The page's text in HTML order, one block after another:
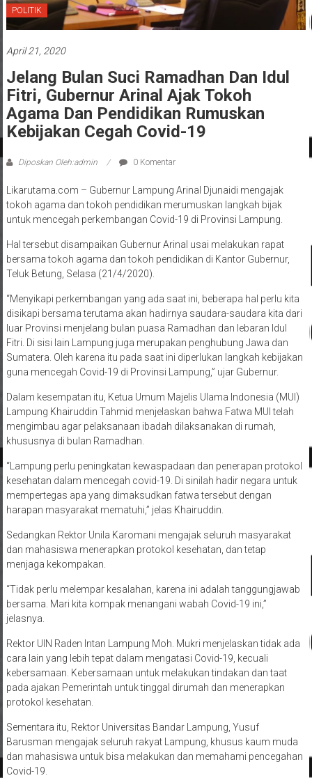
POLITIK
April 21, 2020
Jelang Bulan Suci Ramadhan Dan Idul
Fitri, Gubernur Arinal Ajak Tokoh
Agama Dan Pendidikan Rumuskan
Kebijakan Cegah Covid-19
Diposkan Oleh:admin 0 Komentar
Likarutama.com – Gubernur Lampung Arinal Djunaidi mengajak
tokoh agama dan tokoh pendidikan merumuskan langkah bijak
untuk mencegah perkembangan Covid-19 di Provinsi Lampung.
Hal tersebut disampaikan Gubernur Arinal usai melakukan rapat
bersama tokoh agama dan tokoh pendidikan di Kantor Gubernur,
Teluk Betung, Selasa (21/4/2020).
“Menyikapi perkembangan yang ada saat ini, beberapa hal perlu kita
disikapi bersama terutama akan hadirnya saudara-saudara kita dari
luar Provinsi menjelang bulan puasa Ramadhan dan lebaran Idul
Fitri. Di sisi lain Lampung juga merupakan penghubung Jawa dan
Sumatera. Oleh karena itu pada saat ini diperlukan langkah kebijakan
guna mencegah Covid-19 di Provinsi Lampung,” ujar Gubernur.
Dalam kesempatan itu, Ketua Umum Majelis Ulama Indonesia (MUI)
Lampung Khairuddin Tahmid menjelaskan bahwa Fatwa MUI telah
mengimbau agar pelaksanaan ibadah dilaksanakan di rumah,
khususnya di bulan Ramadhan.
“Lampung perlu peningkatan kewaspadaan dan penerapan protokol
kesehatan dalam mencegah covid-19. Di sinilah hadir negara untuk
mempertegas apa yang dimaksudkan fatwa tersebut dengan
harapan masyarakat mematuhi,” jelas Khairuddin.
Sedangkan Rektor Unila Karomani mengajak seluruh masyarakat
dan mahasiswa menerapkan protokol kesehatan, dan tetap
menjaga kekompakan.
“Tidak perlu melempar kesalahan, karena ini adalah tanggungjawab
bersama. Mari kita kompak menangani wabah Covid-19 ini,”
jelasnya.
Rektor UIN Raden Intan Lampung Moh. Mukri menjelaskan tidak ada
cara lain yang lebih tepat dalam mengatasi Covid-19, kecuali
kebersamaan. Kebersamaan untuk melakukan tindakan dan taat
pada ajakan Pemerintah untuk tinggal dirumah dan menerapkan
protokol kesehatan.
Sementara itu, Rektor Universitas Bandar Lampung, Yusuf
Barusman mengajak seluruh rakyat Lampung, khusus kaum muda
dan mahasiswa untuk bisa melakukan dan memahami pencegahan
Covid-19.